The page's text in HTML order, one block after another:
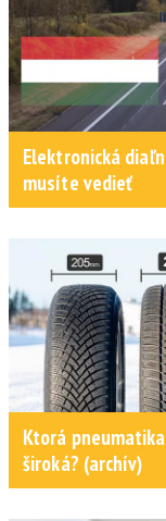
Elektronická
musíte vedieť
Ktorá
široká? (archív)